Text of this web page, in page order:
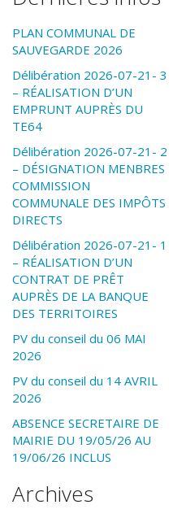
PLAN COMMUNAL DE
SAUVEGARDE 2026
Délibération 2026-07-21- 3
– RÉALISATION D’UN
EMPRUNT AUPRÈS DU
TE64
Délibération 2026-07-21- 2
– DÉSIGNATION MENBRES
COMMISSION
COMMUNALE DES IMPÔTS
DIRECTS
Délibération 2026-07-21- 1
– RÉALISATION D’UN
CONTRAT DE PRÊT
AUPRÈS DE LA BANQUE
DES TERRITOIRES
PV du conseil du 06 MAI
2026
PV du conseil du 14 AVRIL
2026
ABSENCE SECRETAIRE DE
MAIRIE DU 19/05/26 AU
19/06/26 INCLUS
Archives